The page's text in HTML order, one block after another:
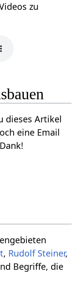
zu
dieses Artikel
eine Email
, Rudolf Steiner,
Begriffe, die